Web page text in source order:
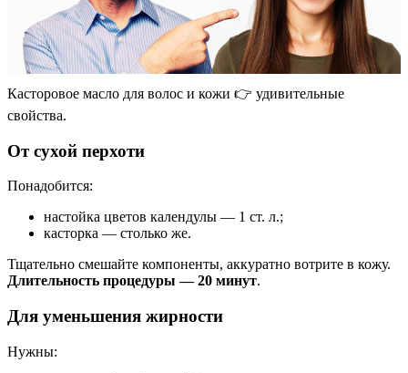
Касторовое масло для волос и кожи 👉 удивительные
свойства.
От сухой перхоти
Понадобится:
настойка цветов календулы — 1 ст. л.;
касторка — столько же.
Тщательно смешайте компоненты, аккуратно вотрите в кожу.
Длительность процедуры — 20 минут.
Для уменьшения жирности
Нужны: